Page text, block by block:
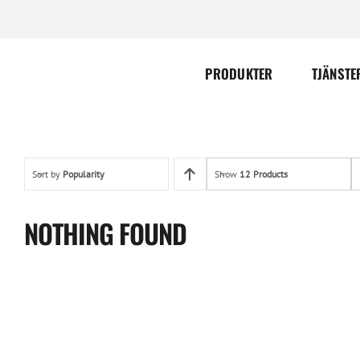
PRODUKTER
Sort by Popularity Show 12 Products
NOTHING FOUND